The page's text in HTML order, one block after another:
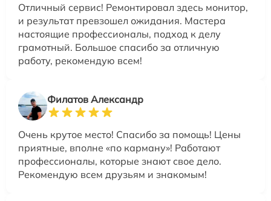
Отличный сервис! Ремонтировал здесь монитор,
и результат превзошел ожидания. Мастера
настоящие профессионалы, подход к делу
грамотный. Большое спасибо за отличную
работу, рекомендую всем!
Филатов Александр
Очень крутое место! Спасибо за помощь! Цены
приятные, вполне «по карману»! Работают
профессионалы, которые знают свое дело.
Рекомендую всем друзьям и знакомым!